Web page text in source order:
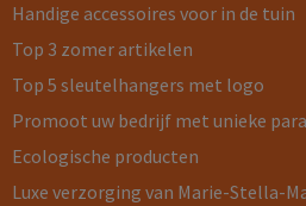
Handige accessoires voor in de tuin
Top 3 zomer artikelen
Top 5 sleutelhangers met logo
Promoot uw bedrijf met unieke
Ecologische producten
Luxe verzorging van Marie-Stella-